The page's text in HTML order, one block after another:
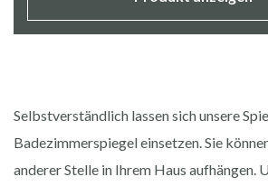
Selbstverständlich lassen sich unsere
Badezimmerspiegel einsetzen. Sie
anderer Stelle in Ihrem Haus aufhängen.